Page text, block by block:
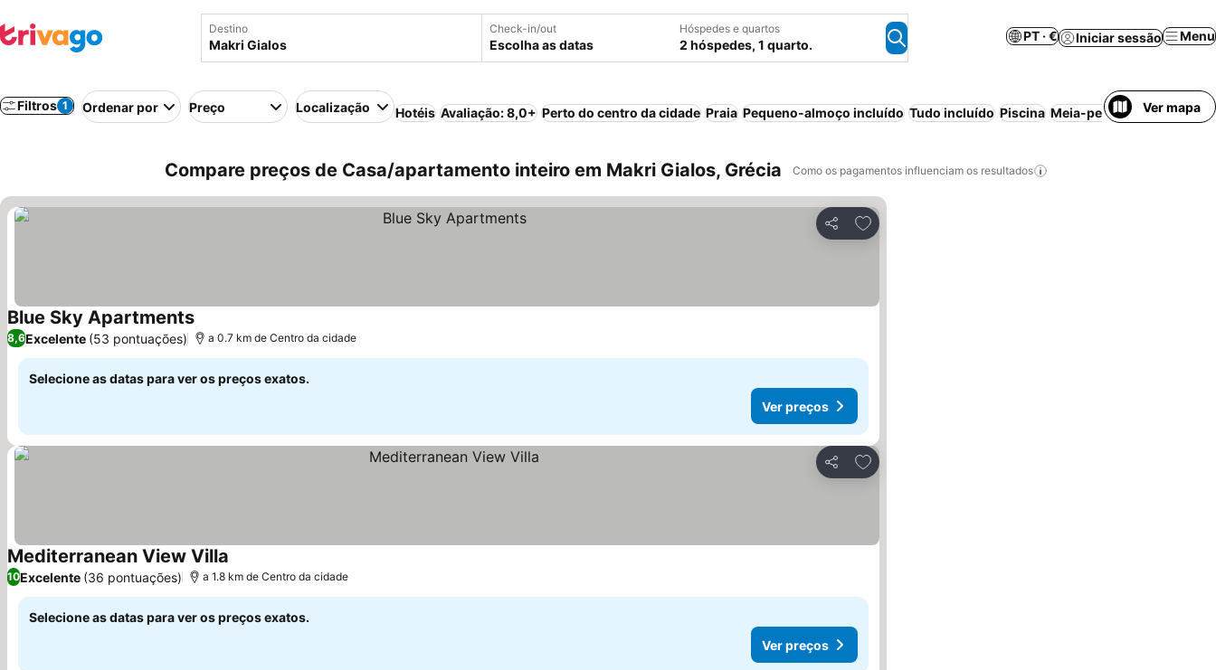
Destino Check-in/out
Escolha as datas
Hóspedes e quartos
2 hóspedes, 1 quarto.
PT · € Iniciar sessão Menu
Filtros 1 Ordenar por Preço Localização Hotéis Avaliação: 8,0+ Perto do centro da cidade Praia Pequeno-almoço incluído Tudo incluído Piscina Meia-pensão Ar
Ver mapa
Compare preços de Casa/apartamento inteiro em Makri Gialos, Grécia Como os pagamentos influenciam os resultados
Partilhar
Adicionar aos favoritos
Blue Sky ApartmentsVer preços
8,6Excelente (53 pontuações) a 0.7 km de Centro da cidade
Selecione as datas para ver os preços exatos.
Ver preços
Partilhar
Adicionar aos favoritos
Mediterranean View Villa
10Excelente (36 pontuações) a 1.8 km de Centro da cidade
Selecione as datas para ver os preços exatos.
Ver preços